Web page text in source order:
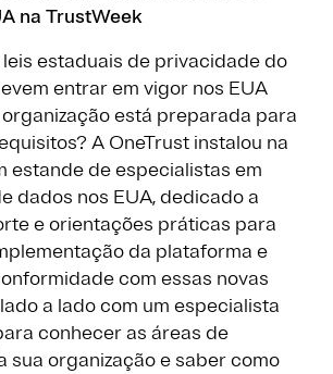
na TrustWeek
estaduais de privacidade do
entrar em vigor nos EUA
organização está preparada para
A OneTrust instalou na
estande de especialistas em
dados nos EUA, dedicado a
e orientações práticas para
da plataforma e
com essas novas
a lado com um especialista
conhecer as áreas de
sua organização e saber como